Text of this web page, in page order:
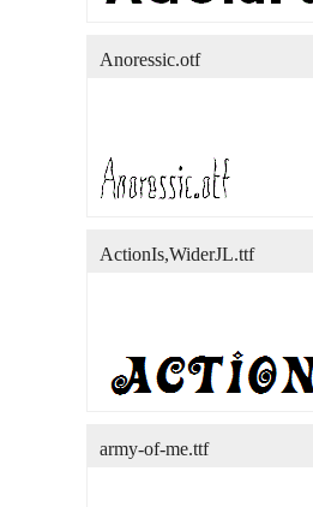
Anoressic.otf
ActionIs,WiderJL.ttf
army-of-me.ttf